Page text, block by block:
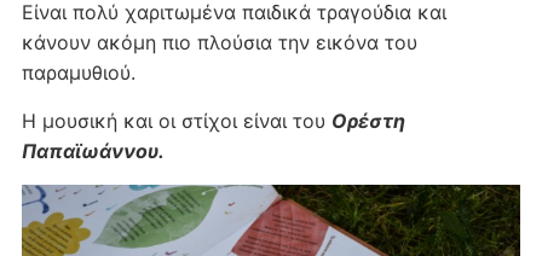
Είναι πολύ χαριτωμένα παιδικά τραγούδια και
κάνουν ακόμη πιο πλούσια την εικόνα του
παραμυθιού.
Η μουσική και οι στίχοι είναι του Ορέστη
Παπαϊωάννου.